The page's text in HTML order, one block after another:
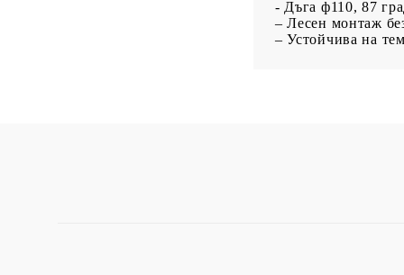
- Дъга ф110, 87
– Лесен монтаж
– Устойчива на